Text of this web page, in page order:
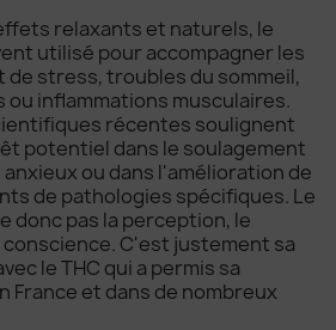
relaxants et naturels, le
utilisé pour accompagner les
stress, troubles du sommeil,
inflammations musculaires.
récentes soulignent
potentiel dans le soulagement
ou dans l'amélioration de
de pathologies spécifiques. Le
donc pas la perception, le
C'est justement sa
le THC qui a permis sa
France et dans de nombreux